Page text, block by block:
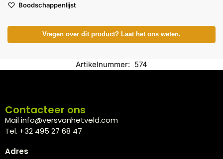
Boodschappenlijst
Vragen over dit product? Laat het ons weten.
Artikelnummer: 574
Contacteer ons
Mail info@versvanhetveld.com
Tel. +32 495 27 68 47
Adres